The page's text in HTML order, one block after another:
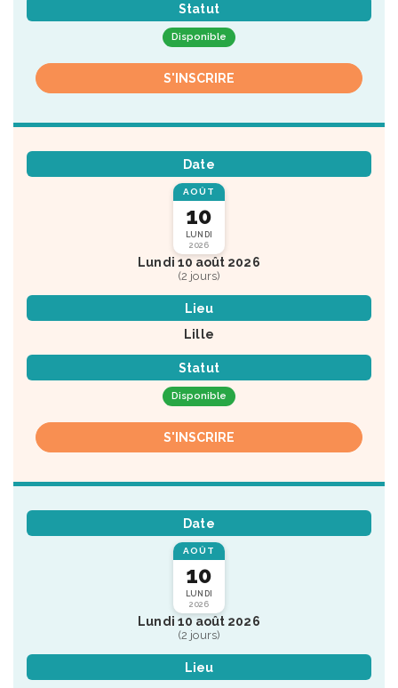
Statut
Disponible
S'INSCRIRE
Date
AOÛT
10
LUNDI
2026
Lundi 10 août 2026
(2 jours)
Lieu
Lille
Statut
Disponible
S'INSCRIRE
Date
AOÛT
10
LUNDI
2026
Lundi 10 août 2026
(2 jours)
Lieu